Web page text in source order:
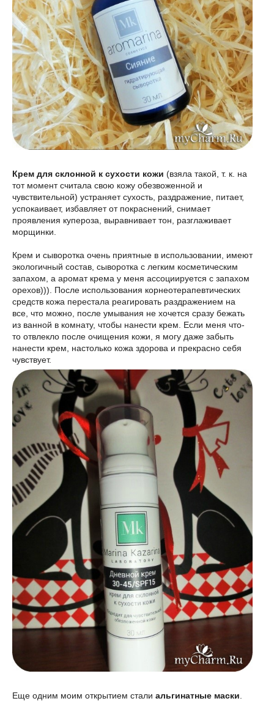
Крем для склонной к сухости кожи (взяла такой, т. к. на
тот момент считала свою кожу обезвоженной и
чувствительной) устраняет сухость, раздражение, питает,
успокаивает, избавляет от покраснений, снимает
проявления купероза, выравнивает тон, разглаживает
морщинки.
Крем и сыворотка очень приятные в использовании, имеют
экологичный состав, сыворотка с легким косметическим
запахом, а аромат крема у меня ассоциируется с запахом
орехов))). После использования корнеотерапевтических
средств кожа перестала реагировать раздражением на
все, что можно, после умывания не хочется сразу бежать
из ванной в комнату, чтобы нанести крем. Если меня что-
то отвлекло после очищения кожи, я могу даже забыть
нанести крем, настолько кожа здорова и прекрасно себя
чувствует.
Еще одним моим открытием стали альгинатные маски